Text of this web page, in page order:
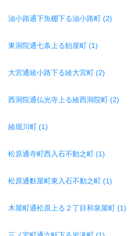
油小路通下魚棚下る油小路町 (2)
東洞院通七条上る飴屋町 (1)
大宮通綾小路下る綾大宮町 (2)
西洞院通仏光寺上る綾西洞院町 (2)
綾堀川町 (1)
松原通寺町西入石不動之町 (1)
松原通麩屋町東入石不動之町 (1)
木屋町通松原上る２丁目和泉屋町 (1)